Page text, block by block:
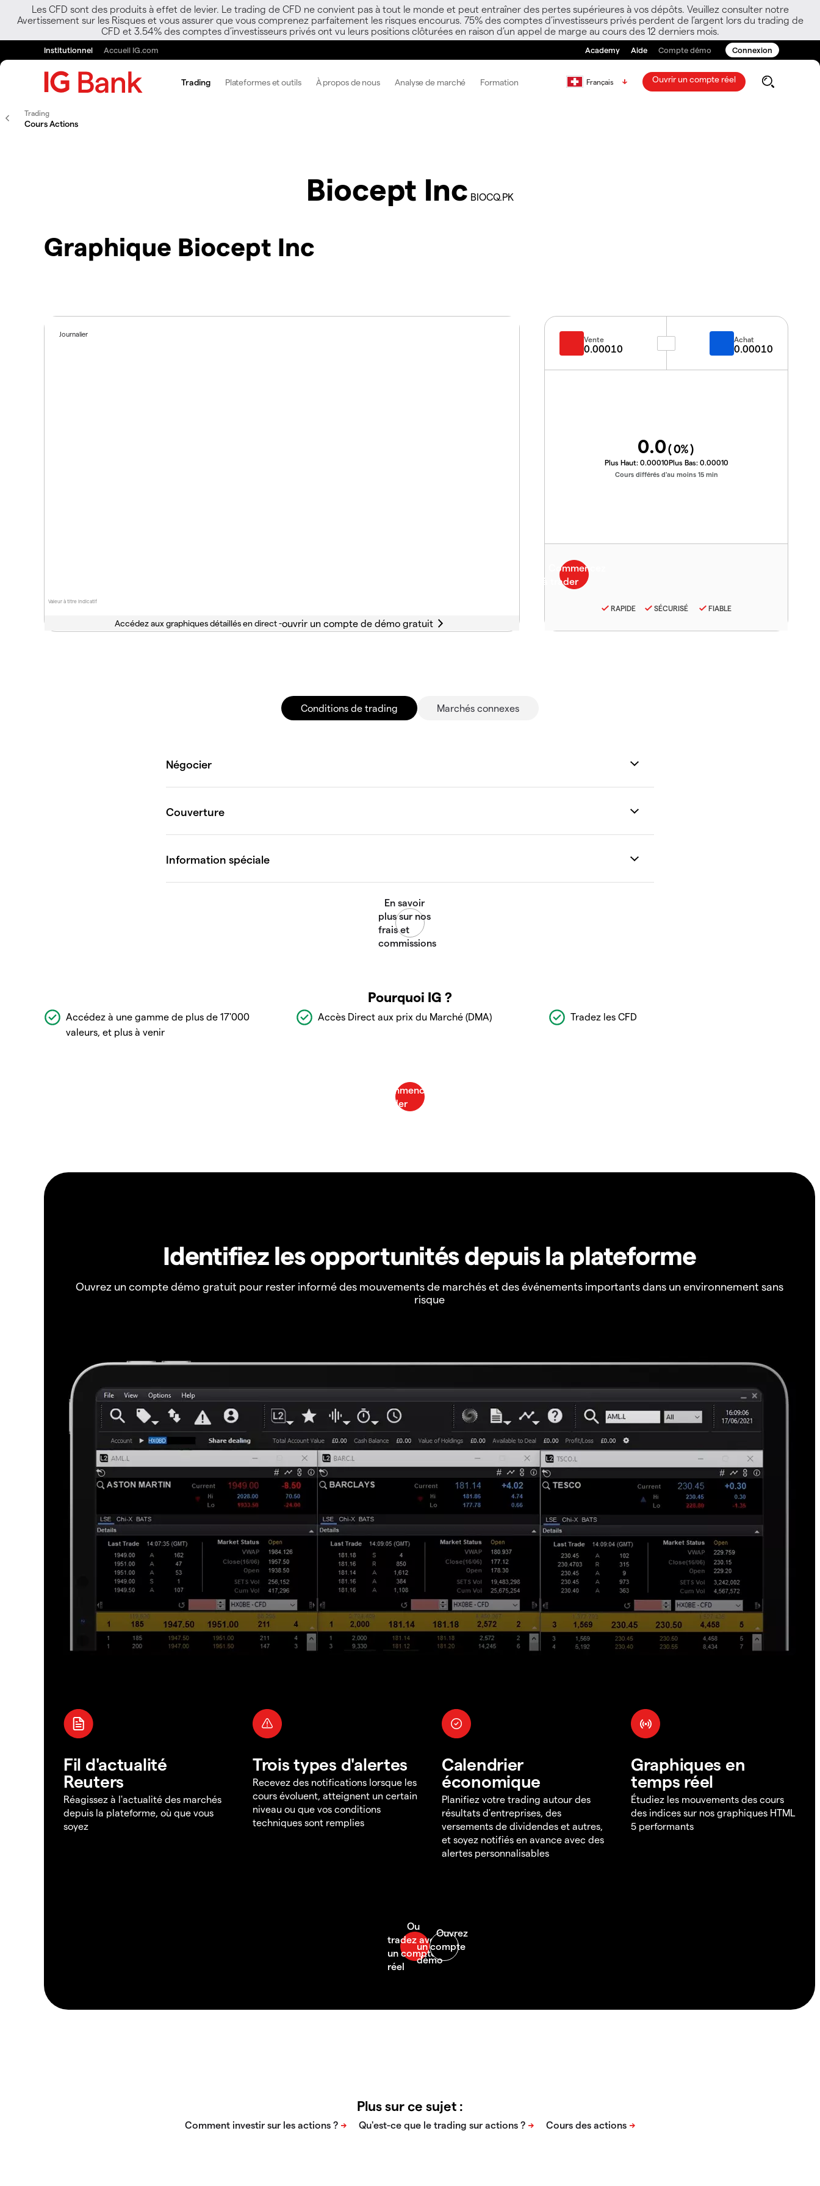
Les CFD sont des produits à effet de levier. Le trading de CFD ne convient pas à tout le monde et peut entraîner des pertes supérieures à vos dépôts. Veuillez consulter notre
Avertissement sur les Risques et vous assurer que vous comprenez parfaitement les risques encourus. 75% des comptes d’investisseurs privés perdent de l’argent lors du trading de
CFD et 3.54% des comptes d’investisseurs privés ont vu leurs positions clôturées en raison d’un appel de marge au cours des 12 derniers mois.
Institutionnel Accueil IG.com Academy Aide Compte démo Connexion
Trading Plateformes et outils À propos de nous Analyse de marché Formation Français Ouvrir un compte réel
Trading
Cours Actions
Biocept Inc BIOCQ.PK
Graphique Biocept Inc
Valeur à titre indicatif
Journalier
Accédez aux graphiques détaillés en direct -
Vente
0.00010
Achat
0.00010
0.0(0%)
Plus Haut: 0.00010Plus Bas: 0.00010
Cours différés d'au moins 15 min
RAPIDE SÉCURISÉ FIABLE
Conditions de trading Marchés connexes
Pourquoi IG ?
Accédez à une gamme de plus de 17'000
valeurs, et plus à venir
Accès Direct aux prix du Marché (DMA) Tradez les CFD
Identifiez les opportunités depuis la plateforme
Ouvrez un compte démo gratuit pour rester informé des mouvements de marchés et des événements importants dans un environnement sans
risque
Fil d'actualité
Reuters
Réagissez à l'actualité des marchés
depuis la plateforme, où que vous
soyez
Trois types d'alertes
Recevez des notifications lorsque les
cours évoluent, atteignent un certain
niveau ou que vos conditions
techniques sont remplies
Calendrier
économique
Planifiez votre trading autour des
résultats d'entreprises, des
versements de dividendes et autres,
et soyez notifiés en avance avec des
alertes personnalisables
Graphiques en
temps réel
Étudiez les mouvements des cours
des indices sur nos graphiques HTML
5 performants
Plus sur ce sujet :